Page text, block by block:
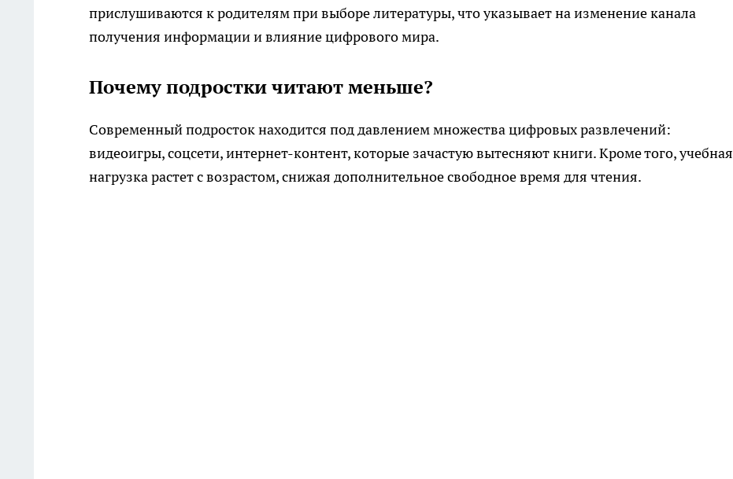
прислушиваются к родителям при выборе литературы, что указывает на изменение канала
получения информации и влияние цифрового мира.
Почему подростки читают меньше?
Современный подросток находится под давлением множества цифровых развлечений:
видеоигры, соцсети, интернет-контент, которые зачастую вытесняют книги. Кроме того, учебная
нагрузка растет с возрастом, снижая дополнительное свободное время для чтения.